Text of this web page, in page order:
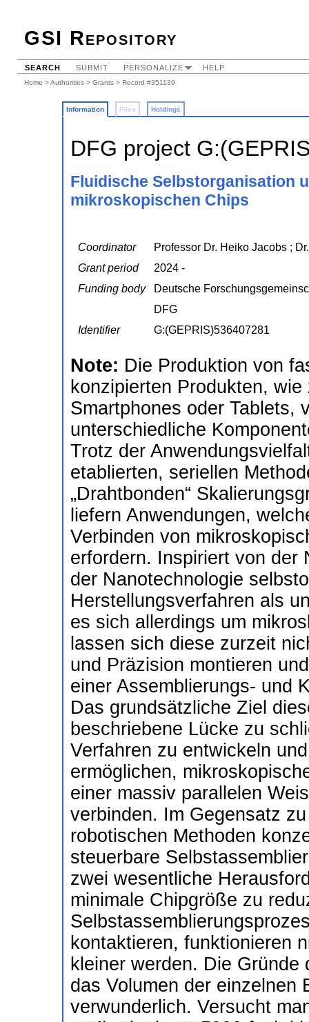
GSI Repository
SEARCH SUBMIT PERSONALIZE HELP
Home >Authorities > Grants > Record #351139
Information Files Holdings
DFG project
Fluidische Selbstorganisation
mikroskopischen Chips
Coordinator
Professor Dr. Heiko Jacobs ;
Grant period
2024 -
Funding body
Deutsche
DFG
Identifier
G:(GEPRIS)536407281
Note: Die Produktion von
konzipierten Produkten,
Smartphones oder Tablets,
unterschiedliche
Trotz der
etablierten, seriellen
„Drahtbonden“
liefern Anwendungen,
Verbinden von
erfordern. Inspiriert von der
der Nanotechnologie
Herstellungsverfahren als
es sich allerdings um
lassen sich diese zurzeit
und Präzision montieren
einer Assemblierungs- und
Das grundsätzliche Ziel
beschriebene Lücke zu
Verfahren zu entwickeln
ermöglichen,
einer massiv parallelen
verbinden. Im Gegensatz
robotischen Methoden
steuerbare
zwei wesentliche
minimale Chipgröße zu
kontaktieren, funktionieren
kleiner werden. Die
das Volumen der einzelnen
verwunderlich. Versucht